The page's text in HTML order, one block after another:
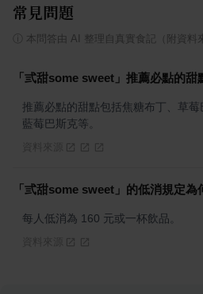
常見問題
本問答由 AI 整理自真實食記（附資料
「弎甜some sweet」推薦必點的甜
推薦必點的甜點包括焦糖布丁、草莓
藍莓巴斯克等。
「弎甜some sweet」的低消規定為
每人低消為 160 元或一杯飲品。